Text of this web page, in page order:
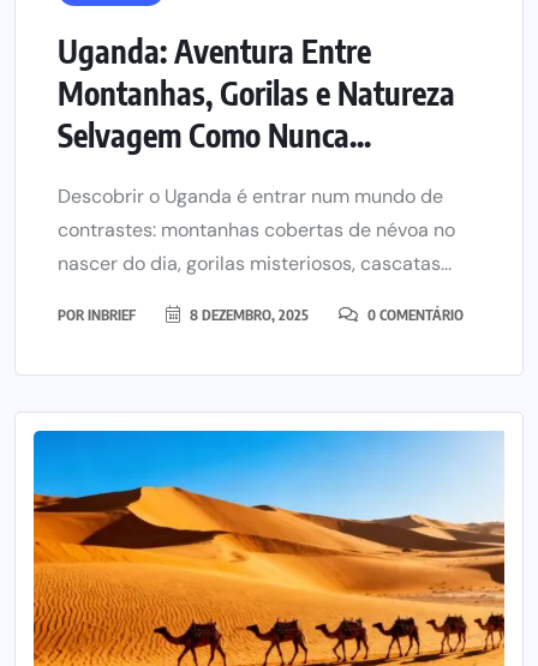
Uganda: Aventura Entre
Montanhas, Gorilas e Natureza
Selvagem Como Nunca...
Descobrir o Uganda é entrar num mundo de
contrastes: montanhas cobertas de névoa no
nascer do dia, gorilas misteriosos, cascatas...
POR INBRIEF 8 DEZEMBRO, 2025 0 COMENTÁRIO